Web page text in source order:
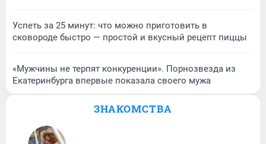
Успеть за 25 минут: что можно приготовить в
сковороде быстро — простой и вкусный рецепт пиццы
«Мужчины не терпят конкуренции». Порнозвезда из
Екатеринбурга впервые показала своего мужа
ЗНАКОМСТВА